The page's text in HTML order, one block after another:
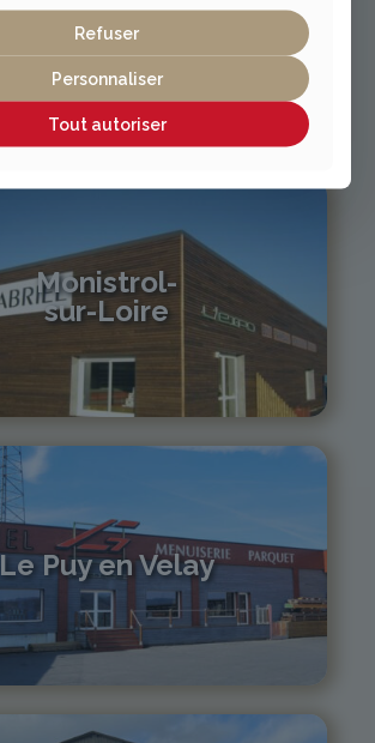
Vichy / Cusset
04 70 97 56 39
cusset@gabriel-sa.fr
Monistrol-
sur-Loire
monistrol@gabriel-sa.fr
Le Puy en Velay
04 71 01 13 30
lepuy@gabriel-sa.fr
Refuser
Personnaliser
Tout autoriser